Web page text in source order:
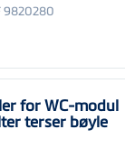
9820280
for WC-
terser bøyle